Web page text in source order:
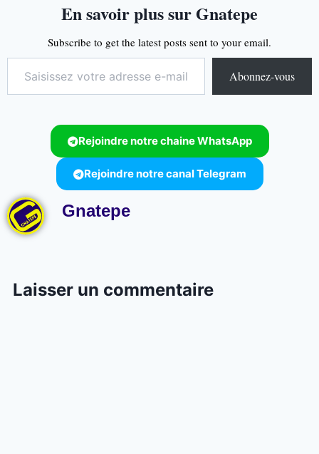
En savoir plus sur Gnatepe
Subscribe to get the latest posts sent to your email.
Abonnez-vous
Rejoindre notre chaine WhatsApp
Rejoindre notre canal Telegram
Gnatepe
Laisser un commentaire